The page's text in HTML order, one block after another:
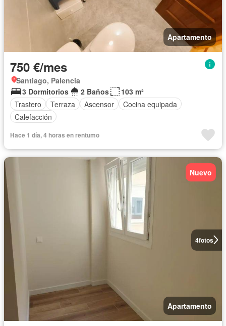
Apartamento
750 €/mes
Santiago, Palencia
3 Dormitorios
2 Baños
103 m²
Trastero
Terraza Ascensor
Cocina equipada
Calefacción
Hace 1 día, 4 horas en rentumo
4fotos
Nuevo
Apartamento